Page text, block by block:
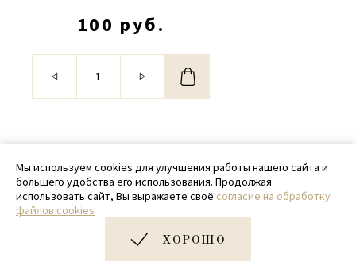
100 руб.
© 2020 - 2026 SamPack
+ 7 (918) 699-97-87
zakaz@sampack.store
Дизайн и разработка сайта
Мы используем cookies для улучшения работы нашего сайта и
большего удобства его использования. Продолжая
использовать сайт, Вы выражаете своё согласие на обработку
файлов cookies
ХОРОШО